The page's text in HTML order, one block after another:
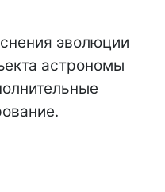
эволюции
астрономы